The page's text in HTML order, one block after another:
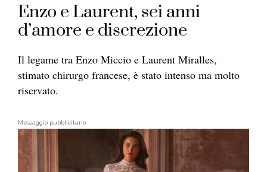
Enzo e Laurent, sei anni
d’amore e discrezione
Il legame tra Enzo Miccio e Laurent Miralles,
stimato chirurgo francese, è stato intenso ma molto
riservato.
Messaggio pubblicitario